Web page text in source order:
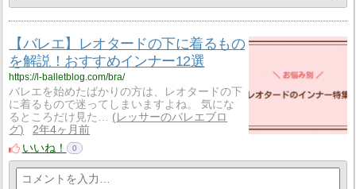
【バレエ】レオタードの下に着るもの
を解説！おすすめインナー12選
https://l-balletblog.com/bra/
バレエを始めたばかりの方は、レオタードの下
に着るもので迷ってしまいますよね。 気にな
るところだけ見た…
レッサーのバレエブロ
グ
2年4ヶ月前
いいね！
0